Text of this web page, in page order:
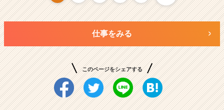
仕事をみる
このページをシェアする